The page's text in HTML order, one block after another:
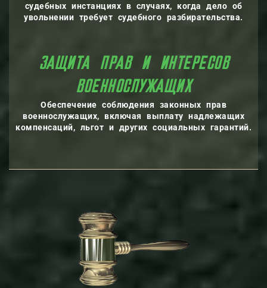
судебных инстанциях в случаях, когда дело об
увольнении требует судебного разбирательства.
И ИНТЕРЕСОВ
Обеспечение соблюдения законных прав
военнослужащих, включая выплату надлежащих
компенсаций, льгот и других социальных гарантий.